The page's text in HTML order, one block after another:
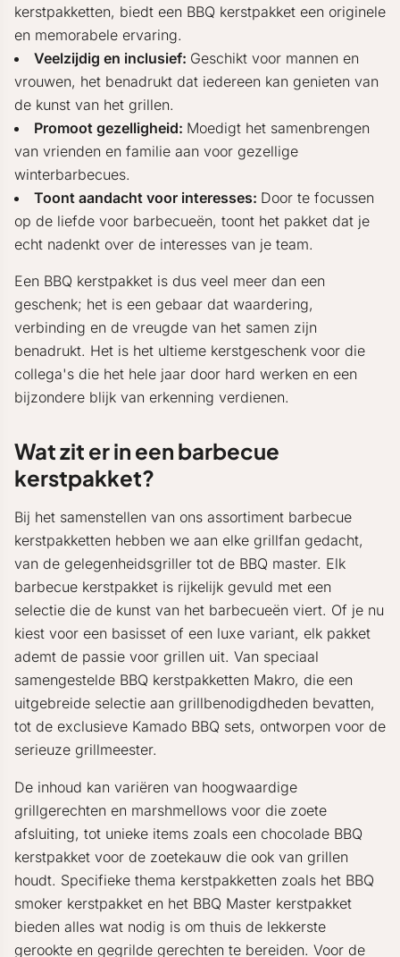
kerstpakketten, biedt een BBQ kerstpakket een originele
en memorabele ervaring.
Veelzijdig en inclusief: Geschikt voor mannen en
vrouwen, het benadrukt dat iedereen kan genieten van
de kunst van het grillen.
Promoot gezelligheid: Moedigt het samenbrengen
van vrienden en familie aan voor gezellige
winterbarbecues.
Toont aandacht voor interesses: Door te focussen
op de liefde voor barbecueën, toont het pakket dat je
echt nadenkt over de interesses van je team.
Een BBQ kerstpakket is dus veel meer dan een
geschenk; het is een gebaar dat waardering,
verbinding en de vreugde van het samen zijn
benadrukt. Het is het ultieme kerstgeschenk voor die
collega's die het hele jaar door hard werken en een
bijzondere blijk van erkenning verdienen.
Wat zit er in een barbecue
kerstpakket?
Bij het samenstellen van ons assortiment barbecue
kerstpakketten hebben we aan elke grillfan gedacht,
van de gelegenheidsgriller tot de BBQ master. Elk
barbecue kerstpakket is rijkelijk gevuld met een
selectie die de kunst van het barbecueën viert. Of je nu
kiest voor een basisset of een luxe variant, elk pakket
ademt de passie voor grillen uit. Van speciaal
samengestelde BBQ kerstpakketten Makro, die een
uitgebreide selectie aan grillbenodigdheden bevatten,
tot de exclusieve Kamado BBQ sets, ontworpen voor de
serieuze grillmeester.
De inhoud kan variëren van hoogwaardige
grillgerechten en marshmellows voor die zoete
afsluiting, tot unieke items zoals een chocolade BBQ
kerstpakket voor de zoetekauw die ook van grillen
houdt. Specifieke thema kerstpakketten zoals het BBQ
smoker kerstpakket en het BBQ Master kerstpakket
bieden alles wat nodig is om thuis de lekkerste
gerookte en gegrilde gerechten te bereiden. Voor de